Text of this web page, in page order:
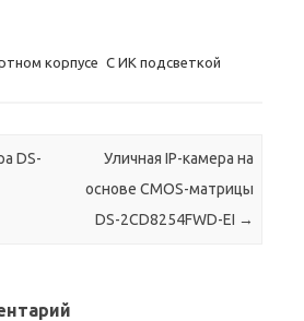
корпусе С ИК подсветкой
DS-
Уличная IP-камера на
основе CMOS-матрицы
DS-2CD8254FWD-EI →